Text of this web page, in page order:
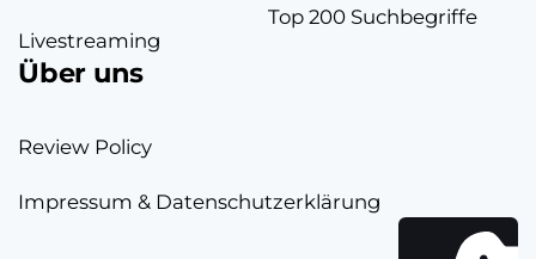
Livestreaming
Top 200 Suchbegriffe
Über uns
Review Policy
Impressum & Datenschutzerklärung